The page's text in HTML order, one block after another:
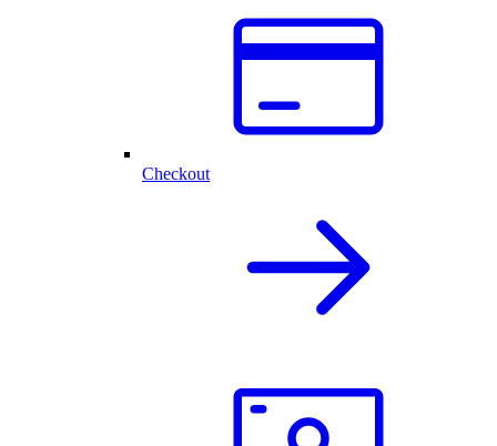
Checkout